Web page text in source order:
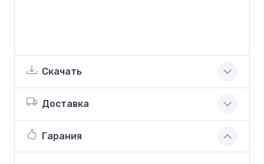
Скачать
Доставка
Гарания